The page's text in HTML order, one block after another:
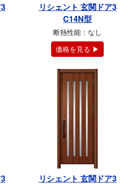
リシェント 玄関ドア3
C14N型
断熱性能：なし
価格を見る ▶
リシェント 玄関ドア3